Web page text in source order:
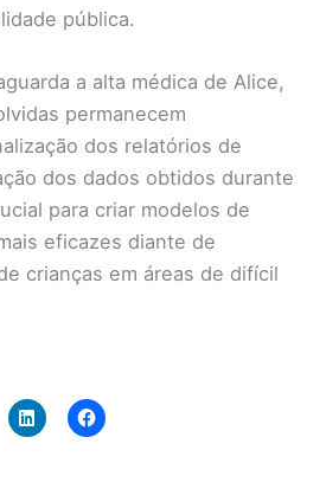
pública.
a alta médica de Alice,
permanecem
dos relatórios de
dos dados obtidos durante
para criar modelos de
eficazes diante de
crianças em áreas de difícil